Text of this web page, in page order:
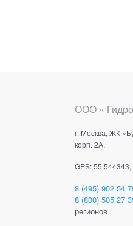
ООО «
г. Москва, ЖК
корп. 2А.
GPS:
8 (495) 902 54
8 (800) 505 27
регионов